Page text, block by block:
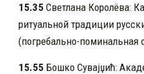
15.35 Светлана Королёва:
ритуальной традиции
(погребально-поминальная
15.55 Бошко Сувајџић: